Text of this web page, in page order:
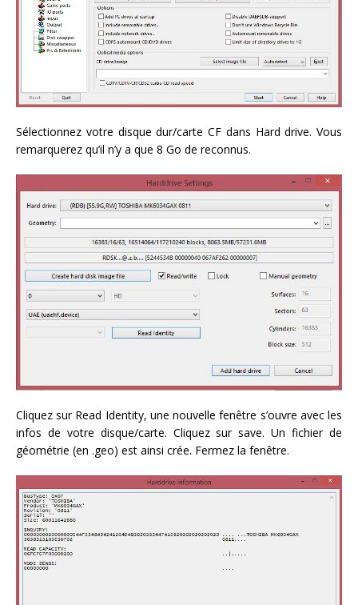
Sélectionnez votre disque dur/carte CF dans Hard drive. Vous
remarquerez qu’il n’y a que 8 Go de reconnus.
Cliquez sur Read Identity, une nouvelle fenêtre s’ouvre avec les
infos de votre disque/carte. Cliquez sur save. Un fichier de
géométrie (en .geo) est ainsi crée. Fermez la fenêtre.